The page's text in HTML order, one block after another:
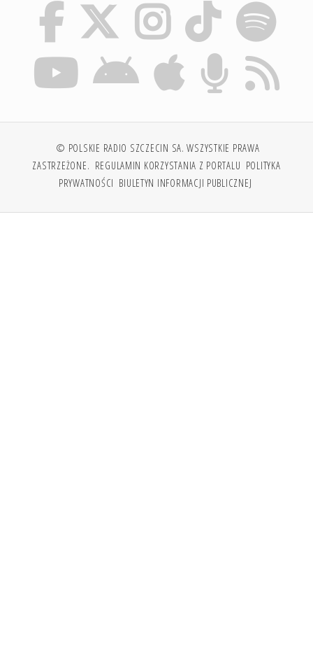
© POLSKIE RADIO SZCZECIN SA. WSZYSTKIE PRAWA
ZASTRZEŻONE. REGULAMIN KORZYSTANIA Z PORTALU POLITYKA
PRYWATNOŚCI BIULETYN INFORMACJI PUBLICZNEJ